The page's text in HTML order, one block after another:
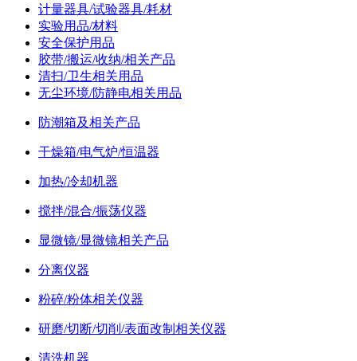
计量器具/试验器具/耗材
实验用品/材料
安全保护用品
胶带/搬运/收纳/相关产品
清扫/卫生相关用品
无尘环境/防静电相关用品
防潮箱及相关产品
干燥箱/电气炉/恒温器
加热/冷却机器
搅拌/混合/振荡仪器
显微镜/显微镜相关产品
分离仪器
粉碎/粉体相关仪器
研磨/切断/切削/表面改制相关仪器
清洗机器